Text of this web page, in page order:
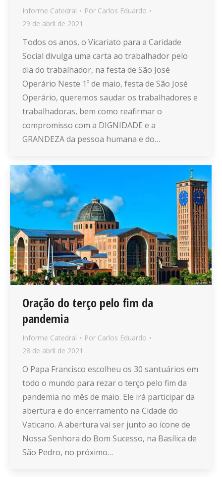
Informe Catedral Por Carlos Eduardo
29 de abril de 2021
Todos os anos, o Vicariato para a Caridade
Social divulga uma carta ao trabalhador pelo
dia do trabalhador, na festa de São José
Operário Neste 1º de maio, festa de São José
Operário, queremos saudar os trabalhadores e
trabalhadoras, bem como reafirmar o
compromisso com a DIGNIDADE e a
GRANDEZA da pessoa humana e do…
Oração do terço pelo fim da
pandemia
Informe Catedral Por Carlos Eduardo
28 de abril de 2021
O Papa Francisco escolheu os 30 santuários em
todo o mundo para rezar o terço pelo fim da
pandemia no mês de maio. Ele irá participar da
abertura e do encerramento na Cidade do
Vaticano. A abertura vai ser junto ao ícone de
Nossa Senhora do Bom Sucesso, na Basílica de
São Pedro, no próximo…